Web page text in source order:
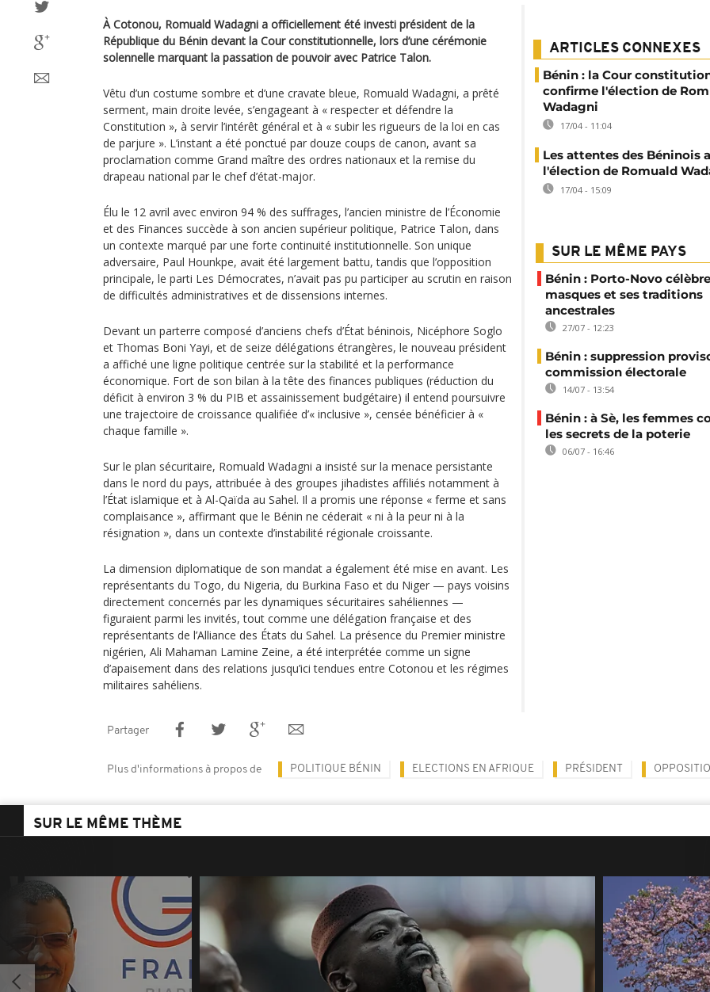
À Cotonou, Romuald Wadagni a officiellement été investi président de la
République du Bénin devant la Cour constitutionnelle, lors d’une cérémonie
solennelle marquant la passation de pouvoir avec Patrice Talon.
Vêtu d’un costume sombre et d’une cravate bleue, Romuald Wadagni, a prêté
serment, main droite levée, s’engageant à « respecter et défendre la
Constitution », à servir l’intérêt général et à « subir les rigueurs de la loi en cas
de parjure ». L’instant a été ponctué par douze coups de canon, avant sa
proclamation comme Grand maître des ordres nationaux et la remise du
drapeau national par le chef d’état-major.
Élu le 12 avril avec environ 94 % des suffrages, l’ancien ministre de l’Économie
et des Finances succède à son ancien supérieur politique, Patrice Talon, dans
un contexte marqué par une forte continuité institutionnelle. Son unique
adversaire, Paul Hounkpe, avait été largement battu, tandis que l’opposition
principale, le parti Les Démocrates, n’avait pas pu participer au scrutin en raison
de difficultés administratives et de dissensions internes.
Devant un parterre composé d’anciens chefs d’État béninois, Nicéphore Soglo
et Thomas Boni Yayi, et de seize délégations étrangères, le nouveau président
a affiché une ligne politique centrée sur la stabilité et la performance
économique. Fort de son bilan à la tête des finances publiques (réduction du
déficit à environ 3 % du PIB et assainissement budgétaire) il entend poursuivre
une trajectoire de croissance qualifiée d’« inclusive », censée bénéficier à «
chaque famille ».
Sur le plan sécuritaire, Romuald Wadagni a insisté sur la menace persistante
dans le nord du pays, attribuée à des groupes jihadistes affiliés notamment à
l’État islamique et à Al-Qaïda au Sahel. Il a promis une réponse « ferme et sans
complaisance », affirmant que le Bénin ne céderait « ni à la peur ni à la
résignation », dans un contexte d’instabilité régionale croissante.
La dimension diplomatique de son mandat a également été mise en avant. Les
représentants du Togo, du Nigeria, du Burkina Faso et du Niger — pays voisins
directement concernés par les dynamiques sécuritaires sahéliennes —
figuraient parmi les invités, tout comme une délégation française et des
représentants de l’Alliance des États du Sahel. La présence du Premier ministre
nigérien, Ali Mahaman Lamine Zeine, a été interprétée comme un signe
d’apaisement dans des relations jusqu’ici tendues entre Cotonou et les régimes
militaires sahéliens.
ARTICLES CONNEXES
Bénin : la Cour
confirme l'élection de
Wadagni
17/04 - 11:04
Les attentes des Béninois
l'élection de Romuald
17/04 - 15:09
SUR LE MÊME PAYS
Bénin : Porto-Novo
masques et ses traditions
ancestrales
27/07 - 12:23
Bénin : suppression
commission électorale
14/07 - 13:54
Bénin : à Sè, les femmes
les secrets de la poterie
06/07 - 16:46
Partager
Plus d'informations à propos de POLITIQUE BÉNIN ELECTIONS EN AFRIQUE PRÉSIDENT
SUR LE MÊME THÈME